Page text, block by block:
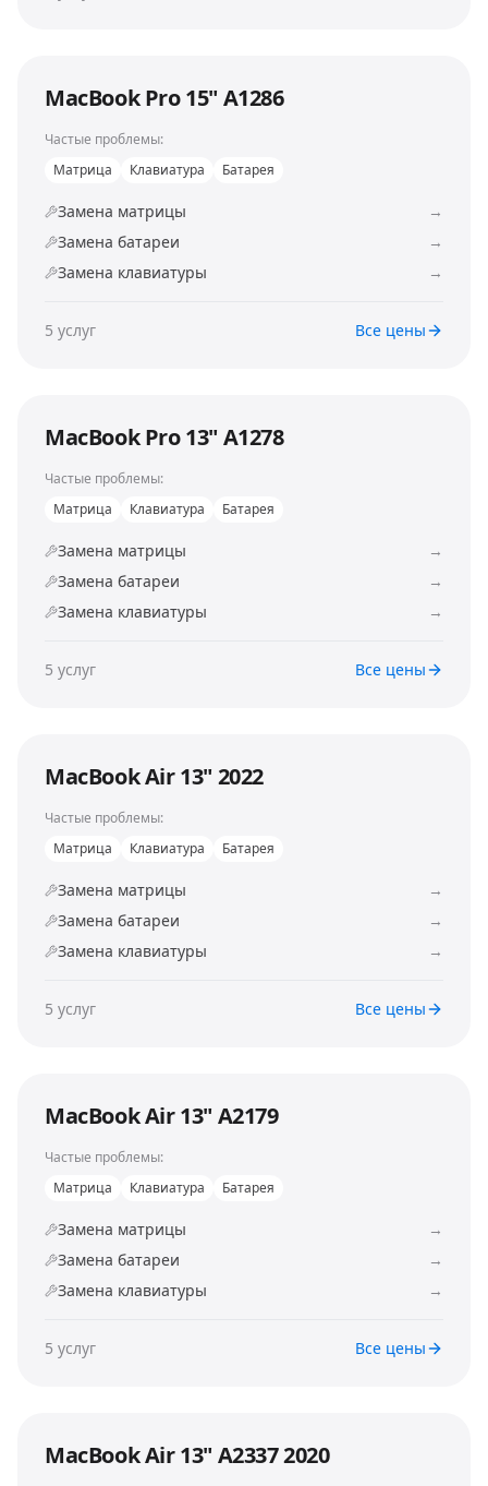
MacBook Pro 15" A1286
Частые проблемы:
Матрица
Клавиатура Батарея
Замена матрицы
→
Замена батареи
→
Замена клавиатуры
→
5 услуг Все цены
MacBook Pro 13" A1278
Частые проблемы:
Матрица
Клавиатура Батарея
Замена матрицы
→
Замена батареи
→
Замена клавиатуры
→
5 услуг Все цены
MacBook Air 13" 2022
Частые проблемы:
Матрица
Клавиатура Батарея
Замена матрицы
→
Замена батареи
→
Замена клавиатуры
→
5 услуг Все цены
MacBook Air 13" A2179
Частые проблемы:
Матрица
Клавиатура Батарея
Замена матрицы
→
Замена батареи
→
Замена клавиатуры
→
5 услуг Все цены
MacBook Air 13" A2337 2020